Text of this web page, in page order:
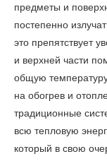
предметы и
постепенно
это препятствует
и верхней части
общую
на обогрев и
традиционные
всю тепловую
который в свою